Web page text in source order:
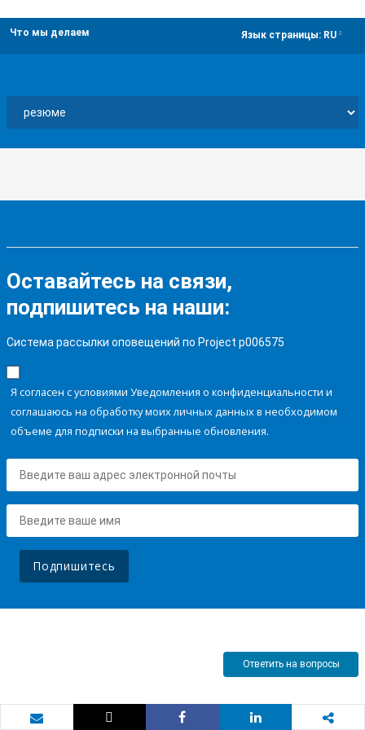
Что мы делаем Язык страницы: RU
Оставайтесь на связи,
подпишитесь на наши:
Система рассылки оповещений по Project p006575
Я согласен с условиями Уведомления о конфиденциальности и
соглашаюсь на обработку моих личных данных в необходимом
объеме для подписки на выбранные обновления.
Подпишитесь
Ответить на вопросы